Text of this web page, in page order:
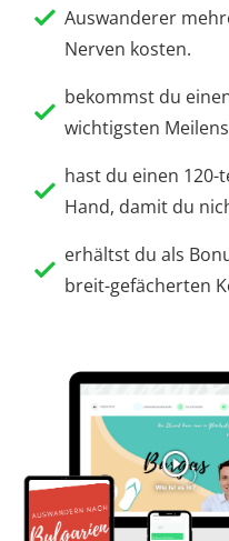
Auswanderer
Nerven kosten.
bekommst du
wichtigsten
hast du einen 120-
Hand, damit du
erhältst du als
breit-gefächerten